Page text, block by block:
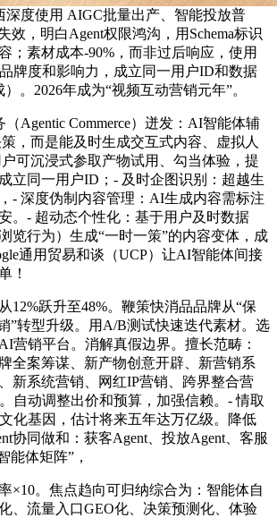
深度使用 AIGC批量出产、智能投放普
效，明白Agent权限鸿沟，用Schema标识
；素材成本-90%，而非过后响应，使用
牌度和影响力，成立同一用户ID和数据
。2026年成为“视频互动营销元年”。
Commerce）迸发：AI智能体辅
，而是能及时生成交互式内容、虚拟人
可沉浸式参取产物试用、勾当体验，提
立同一用户ID；- 及时企图识别：超越生
- 深度伪制内容管理：AI生成内容需标注
。- 超动态个性化：基于用户及时数据
览行为）生成“一时一策”的内容变体，成
通用贸易和谈（UCP）让AI智能体间接
！
跃升至48%。鞭策快消品品牌从“保
”转型升级。用A/B测试快速迭代素材。选
营销平台。消解真假边界。擅长范畴：
全案筹谋、新产物创意开辟、新营销系
新系统营销、网红IP营销、跨界整合营
自动调整出价和预算，加强信赖。- 情取
化基因，估计将来五年达万亿级。降低
协同做和：获客Agent、投放Agent、客服
能体矩阵”，
。焦点趋向可归纳综合为：智能体自
、流量入口GEO化、决策预测化、体验